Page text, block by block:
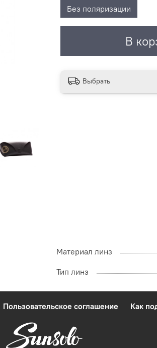
В
Без поляризации
Выбрать
Материал линз
Тип линз
Пользовательское соглашение Как